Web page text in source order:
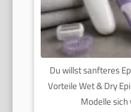
Du willst sanfteres
Vorteile Wet & Dry
Modelle